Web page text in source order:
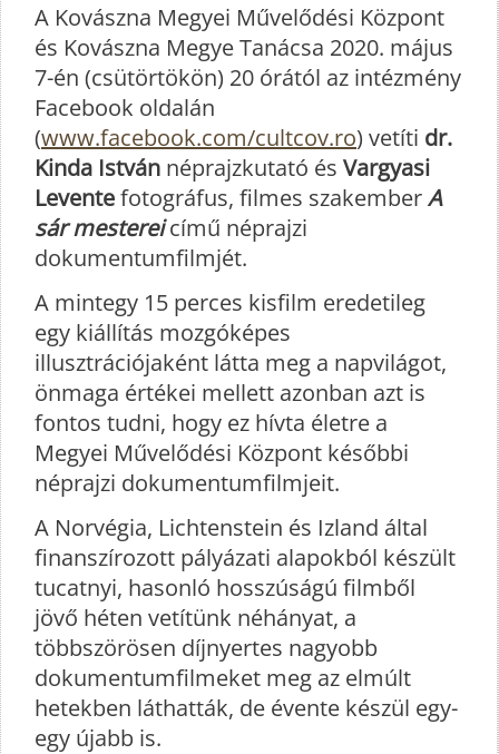
A Kovászna Megyei Művelődési Központ
és Kovászna Megye Tanácsa 2020. május
7-én (csütörtökön) 20 órától az intézmény
Facebook oldalán
(www.facebook.com/cultcov.ro) vetíti dr.
Kinda István néprajzkutató és Vargyasi
Leventefotográfus, filmes szakemberA
sár mestereicímű néprajzi
dokumentumfilmjét.
A mintegy 15 perces kisfilm eredetileg
egy kiállítás mozgóképes
illusztrációjaként látta meg a napvilágot,
önmaga értékei mellett azonban azt is
fontos tudni, hogy ez hívta életre a
Megyei Művelődési Központ későbbi
néprajzi dokumentumfilmjeit.
A Norvégia, Lichtenstein és Izland által
finanszírozott pályázati alapokból készült
tucatnyi, hasonló hosszúságú filmből
jövő héten vetítünk néhányat, a
többszörösen díjnyertes nagyobb
dokumentumfilmeket meg az elmúlt
hetekben láthatták, de évente készül egy-
egy újabb is.